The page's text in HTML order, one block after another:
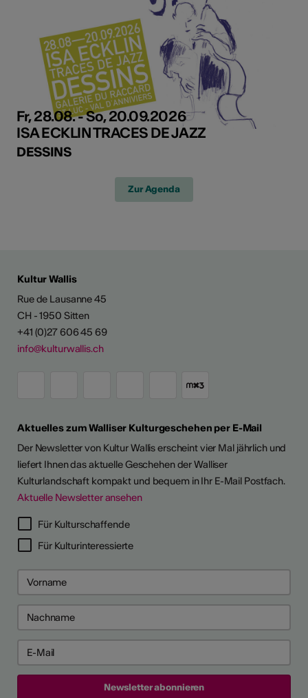
Fr, 28.08. - So, 20.09.2026
ISA ECKLIN TRACES DE JAZZ
DESSINS
Zur Agenda
Kultur Wallis
Rue de Lausanne 45
CH - 1950 Sitten
+41 (0)27 606 45 69
info@kulturwallis.ch
Aktuelles zum Walliser Kulturgeschehen per E-Mail
Der Newsletter von Kultur Wallis erscheint vier Mal jährlich und
liefert Ihnen das aktuelle Geschehen der Walliser
Kulturlandschaft kompakt und bequem in Ihr E-Mail Postfach.
Aktuelle Newsletter ansehen
Für Kulturschaffende
Für Kulturinteressierte